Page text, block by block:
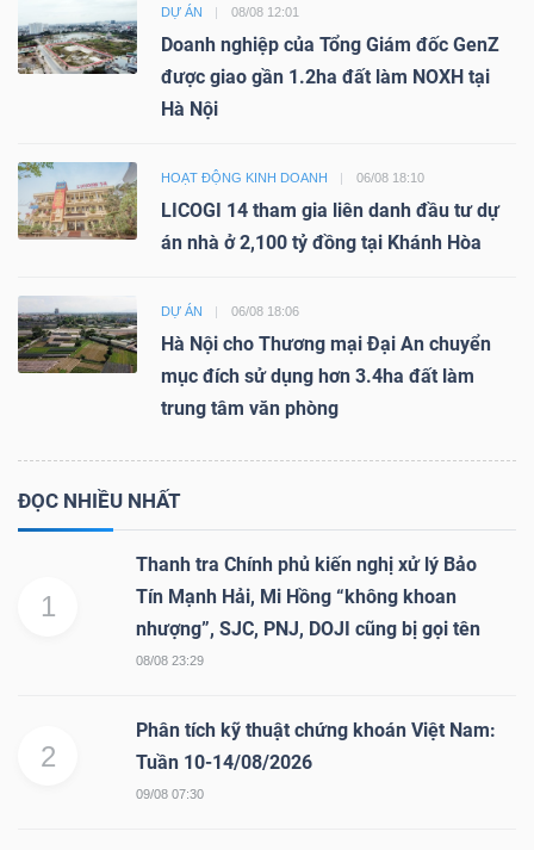
DỰ ÁN 08/08 12:01
Doanh nghiệp của Tổng Giám đốc GenZ
được giao gần 1.2ha đất làm NOXH tại
Hà Nội
HOẠT ĐỘNG KINH DOANH 06/08 18:10
LICOGI 14 tham gia liên danh đầu tư dự
án nhà ở 2,100 tỷ đồng tại Khánh Hòa
DỰ ÁN 06/08 18:06
Hà Nội cho Thương mại Đại An chuyển
mục đích sử dụng hơn 3.4ha đất làm
trung tâm văn phòng
ĐỌC NHIỀU NHẤT
1
Thanh tra Chính phủ kiến nghị xử lý Bảo
Tín Mạnh Hải, Mi Hồng “không khoan
nhượng”, SJC, PNJ, DOJI cũng bị gọi tên
08/08 23:29
2
Phân tích kỹ thuật chứng khoán Việt Nam:
Tuần 10-14/08/2026
09/08 07:30